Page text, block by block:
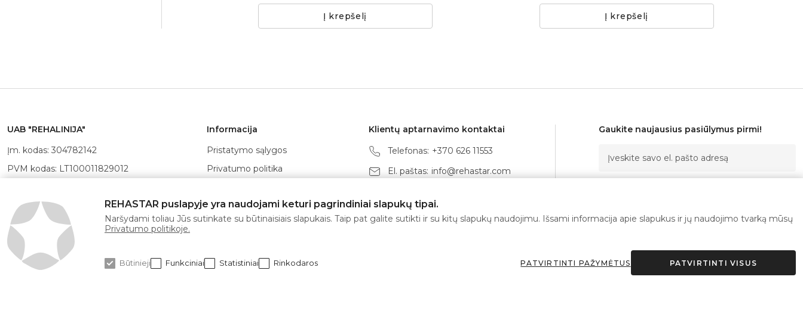
Į krepšelį Į krepšelį
UAB "REHALINIJA"
Įm. kodas: 304782142
PVM kodas: LT100011829012
Sąskaitos nr.: LT147300010167515312,
Swedbank, AB
Banko
kodas: 73000, SWIFT: HABALT22
Informacija
Pristatymo sąlygos
Privatumo politika
Grąžinimo sąlygos
Kompensavimo tvarka
POLA kortelė
Klientų aptarnavimo kontaktai
Telefonas: +370 626 11553
El. paštas: info@rehastar.com
Gaukite naujausius pasiūlymus pirmi!
REHASTAR puslapyje yra naudojami keturi pagrindiniai slapukų tipai.
Naršydami toliau Jūs sutinkate su būtinaisiais slapukais. Taip pat galite sutikti ir su kitų slapukų naudojimu. Išsami informacija apie slapukus ir jų naudojimo tvarką mūsų
Privatumo politikoje.
Būtinieji Funkciniai Statistiniai Rinkodaros PATVIRTINTI PAŽYMĖTUS PATVIRTINTI VISUS